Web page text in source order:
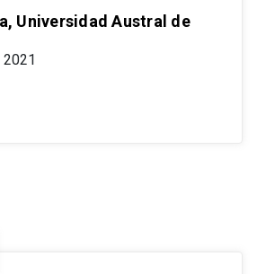
Universidad Austral de